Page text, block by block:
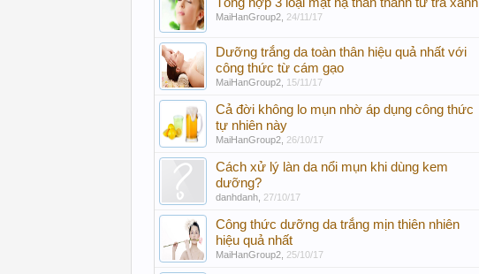
MaiHanGroup2 24/11/17
Dưỡng trắng da toàn thân hiệu quả nhất với
công thức từ cám gạo
MaiHanGroup2 15/11/17
Cả đời không lo mụn nhờ áp dụng công thức
tự nhiên này
MaiHanGroup2 26/10/17
Cách xử lý làn da nổi mụn khi dùng kem
dưỡng?
danhdanh 27/10/17
Công thức dưỡng da trắng mịn thiên nhiên
hiệu quả nhất
MaiHanGroup2 25/10/17